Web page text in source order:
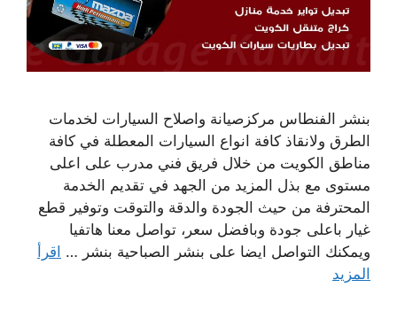
بنشر الفنطاس مركزصيانة واصلاح السيارات لخدمات
الطرق ولانقاذ كافة انواع السيارات المعطلة في كافة
مناطق الكويت من خلال فريق فني مدرب على اعلى
مستوى مع بذل المزيد من الجهد في تقديم الخدمة
المحترفة من حيث الجودة والدقة والتوقت وتوفير قطع
غيار باعلى جودة وبافضل سعر، تواصل معنا هاتفيا
ويمكنك التواصل ايضا على بنشر الصباحية بنشر … اقرأ
المزيد